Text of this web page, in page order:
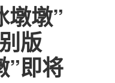
墩墩”
版
即将